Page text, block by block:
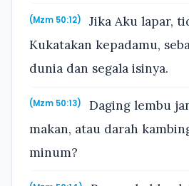
(Mzm 50:12)
Jika Aku lapar,
Kukatakan kepadamu,
dunia dan segala isinya.
(Mzm 50:13)
Daging lembu
makan, atau darah
minum?